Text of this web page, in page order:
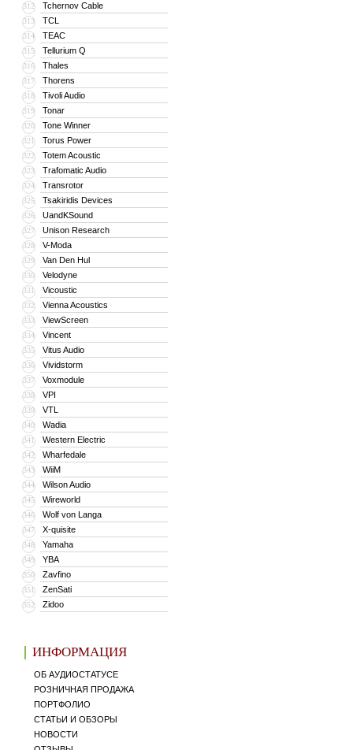
312 Tchernov Cable
313 TCL
314 TEAC
315 Tellurium Q
316 Thales
317 Thorens
318 Tivoli Audio
319 Tonar
320 Tone Winner
321 Torus Power
322 Totem Acoustic
323 Trafomatic Audio
324 Transrotor
325 Tsakiridis Devices
326 UandKSound
327 Unison Research
328 V-Moda
329 Van Den Hul
330 Velodyne
331 Vicoustic
332 Vienna Acoustics
333 ViewScreen
334 Vincent
335 Vitus Audio
336 Vividstorm
337 Voxmodule
338 VPI
339 VTL
340 Wadia
341 Western Electric
342 Wharfedale
343 WiiM
344 Wilson Audio
345 Wireworld
346 Wolf von Langa
347 X-quisite
348 Yamaha
349 YBA
350 Zavfino
351 ZenSati
352 Zidoo
ИНФОРМАЦИЯ
ОБ АУДИОСТАТУСЕ
РОЗНИЧНАЯ ПРОДАЖА
ПОРТФОЛИО
СТАТЬИ И ОБЗОРЫ
НОВОСТИ